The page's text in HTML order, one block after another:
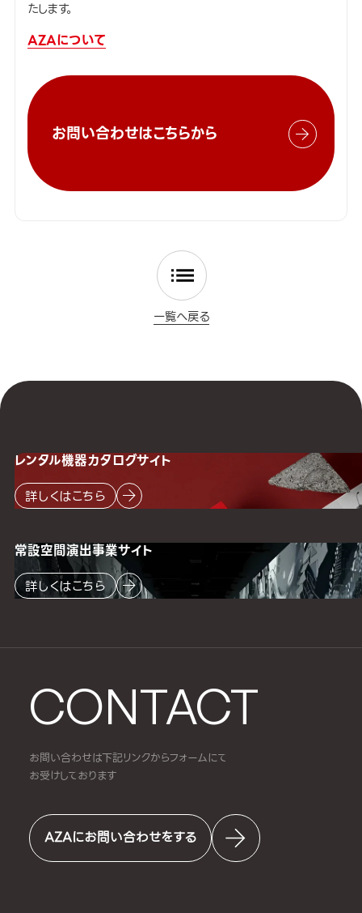
たします。
AZAについて
お問い合わせはこちらから
一覧へ戻る
CONTACT
お問い合わせは下記リンクからフォームにて
お受けしております
AZAにお問い合わせをする
レンタル機器カタログサイト
詳しくはこちら
常設空間演出事業サイト
詳しくはこちら